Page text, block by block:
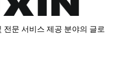
전문 서비스 제공 분야의 글로